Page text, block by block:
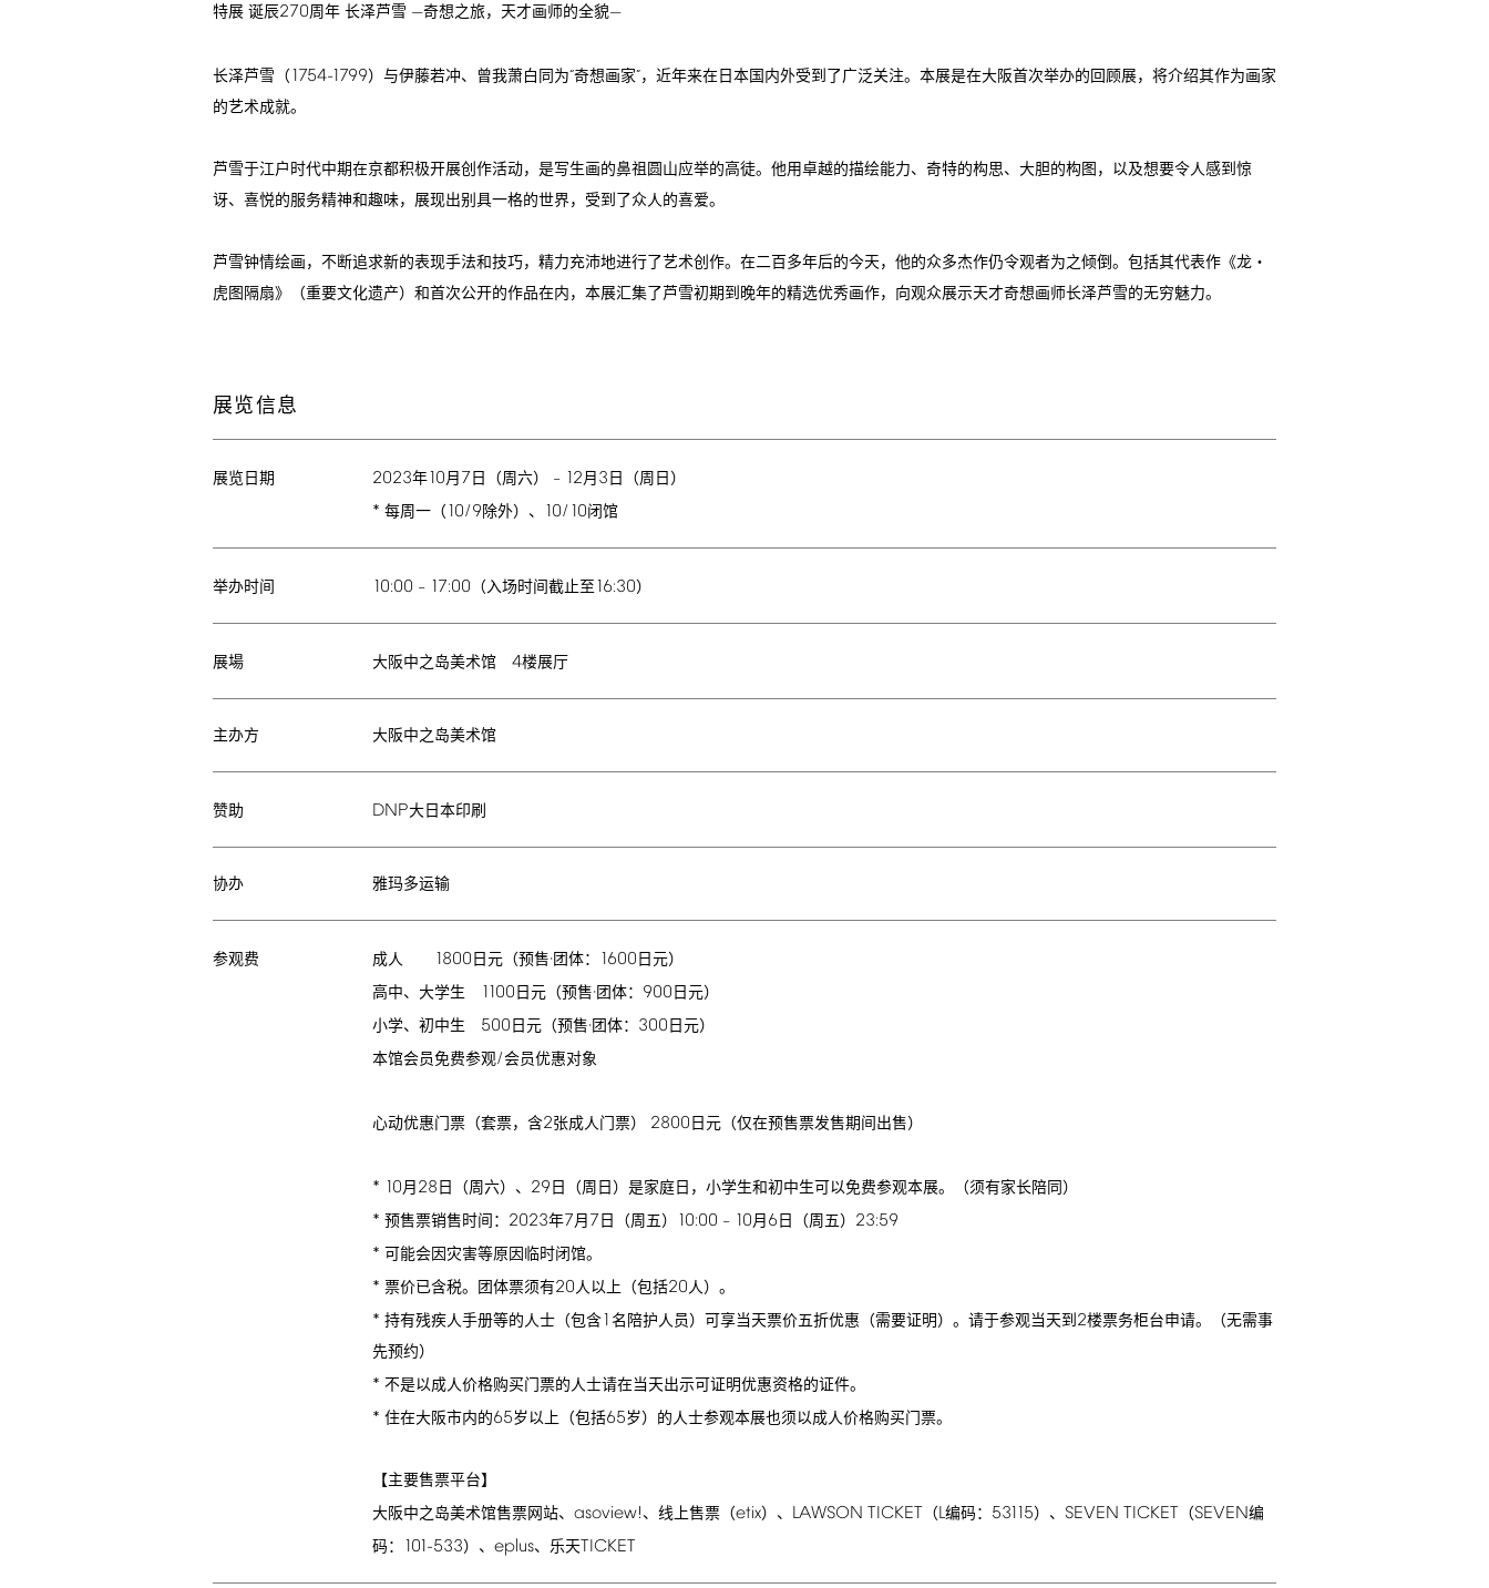
特展 诞辰270周年 长泽芦雪 —奇想之旅，天才画师的全貌—
长泽芦雪（1754-1799）与伊藤若冲、曾我萧白同为“奇想画家”，近年来在日本国内外受到了广泛关注。本展是在大阪首次举办的回顾展，将介绍其作为画家
的艺术成就。
芦雪于江户时代中期在京都积极开展创作活动，是写生画的鼻祖圆山应举的高徒。他用卓越的描绘能力、奇特的构思、大胆的构图，以及想要令人感到惊
讶、喜悦的服务精神和趣味，展现出别具一格的世界，受到了众人的喜爱。
芦雪钟情绘画，不断追求新的表现手法和技巧，精力充沛地进行了艺术创作。在二百多年后的今天，他的众多杰作仍令观者为之倾倒。包括其代表作《龙・
虎图隔扇》（重要文化遗产）和首次公开的作品在内，本展汇集了芦雪初期到晚年的精选优秀画作，向观众展示天才奇想画师长泽芦雪的无穷魅力。
展览信息
展览日期 2023年10月 7 日（周六） – 12月 3 日（周日）
* 每周一（10/9除外）、 10/10闭馆
举办时间 10:00 – 17:00 （入场时间截止至16:30）
展場 大阪中之岛美术馆 4楼展厅
主办方 大阪中之岛美术馆
赞助 DNP大日本印刷
协办 雅玛多运输
参观费 成人 1800 日元（预售·团体： 1600 日元）
高中、大学生
1100 日元（预售·团体： 900 日元）
小学、初中生 500 日元（预售·团体： 300 日元）
本馆会员免费参观/会员优惠对象
心动优惠门票（套票，含2张成人门票） 2800 日元（仅在预售票发售期间出售）
* 10月 28 日（周六）、 29日（周日）是家庭日，小学生和初中生可以免费参观本展。（须有家长陪同）
* 预售票销售时间： 2023年7月 7 日（周五） 10:00 – 10月 6日（周五） 23:59
* 可能会因灾害等原因临时闭馆。
* 票价已含税。团体票须有20人以上（包括20人）。
* 持有残疾人手册等的人士（包含1 名陪护人员）可享当天票价五折优惠（需要证明）。请于参观当天到2楼票务柜台申请。（无需事
先预约）
* 不是以成人价格购买门票的人士请在当天出示可证明优惠资格的证件。
* 住在大阪市内的65岁以上（包括65岁）的人士参观本展也须以成人价格购买门票。
【主要售票平台】
大阪中之岛美术馆售票网站、 asoview!、线上售票（etix）、 LAWSON TICKET （L编码： 53115）、 SEVEN TICKET （SEVEN编
码：
101-533）、 eplus、乐天TICKET